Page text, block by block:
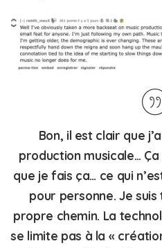
Bon, il est clair que
production musicale…
que je fais ça… ce qui
pour personne. Je
propre chemin. La
se limite pas à la «